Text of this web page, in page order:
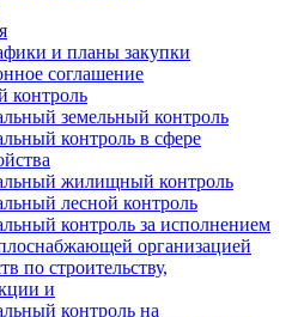
и планы закупки
соглашение
контроль
земельный контроль
контроль в сфере
жилищный контроль
лесной контроль
контроль за исполнением
организацией
по строительству,
и
контроль на